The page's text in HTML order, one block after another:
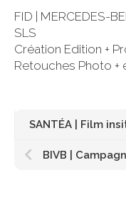
FID | MERCEDES-
SLS
Création Edition +
Retouches Photo +
SANTÉA | Film
BIVB |